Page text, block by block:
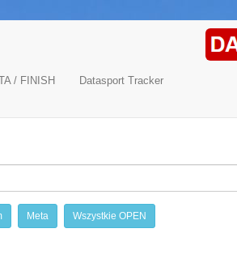
/ FINISH Datasport Tracker
Meta Wszystkie OPEN